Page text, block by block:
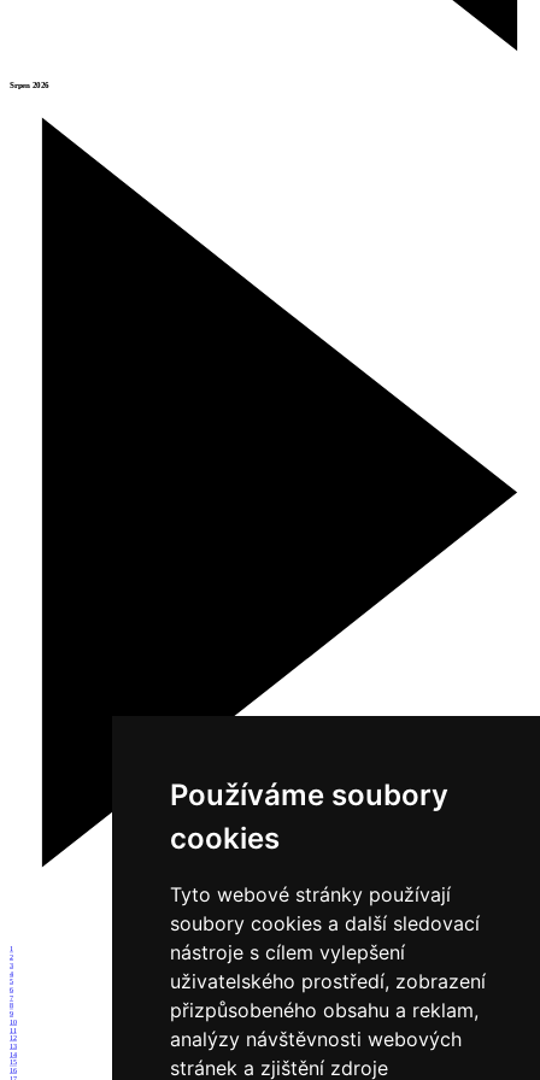
Používáme soubory
cookies
Tyto webové stránky používají
soubory cookies a další sledovací
nástroje s cílem vylepšení
uživatelského prostředí, zobrazení
přizpůsobeného obsahu a reklam,
analýzy návštěvnosti webových
stránek a zjištění zdroje
Srpen 2026
1
2
3
4
5
6
7
8
9
10
11
12
13
14
15
16